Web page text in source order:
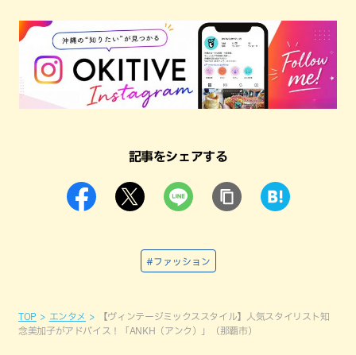
記事をシェアする
#ファッション
TOP エンタメ
【ヴィンテージミックススタイル】人気スタイリスト知
念美加子がアドバイス！「ANKH（アンク）」（那覇市）